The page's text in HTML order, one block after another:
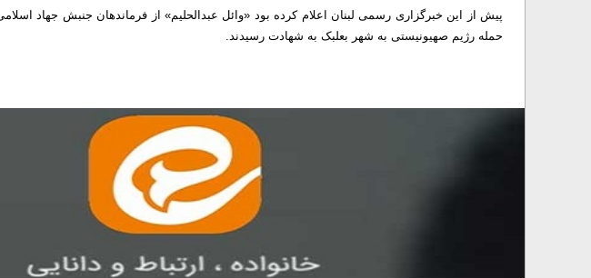
حمله رژیم صهیونیستی به شهر بعلبک به شهادت رسیدند.